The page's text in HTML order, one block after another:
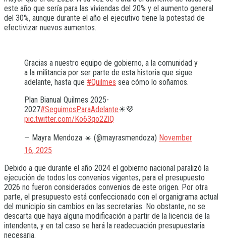
este año que sería para las viviendas del 20% y el aumento general
del 30%, aunque durante el año el ejecutivo tiene la potestad de
efectivizar nuevos aumentos.
Gracias a nuestro equipo de gobierno, a la comunidad y
a la militancia por ser parte de esta historia que sigue
adelante, hasta que #Quilmes sea cómo lo soñamos.
Plan Bianual Quilmes 2025-
2027#SeguimosParaAdelante☀💜
pic.twitter.com/Ko63qo2ZlQ
— Mayra Mendoza ☀️ (@mayrasmendoza) November
16, 2025
Debido a que durante el año 2024 el gobierno nacional paralizó la
ejecución de todos los convenios vigentes, para el presupuesto
2026 no fueron considerados convenios de este origen. Por otra
parte, el presupuesto está confeccionado con el organigrama actual
del municipio sin cambios en las secretarias. No obstante, no se
descarta que haya alguna modificación a partir de la licencia de la
intendenta, y en tal caso se hará la readecuación presupuestaria
necesaria.